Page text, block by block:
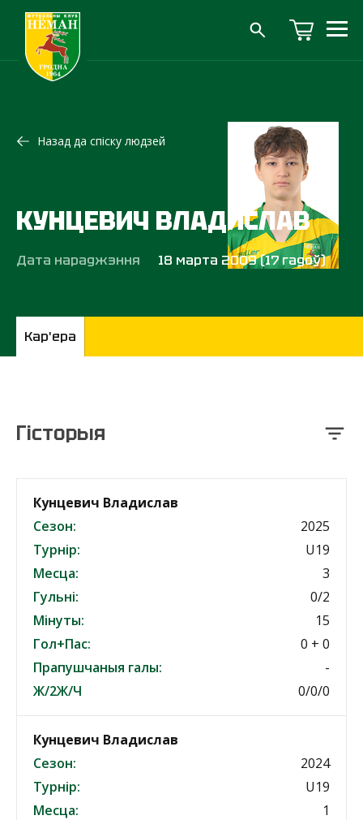
Назад да спіску людзей
КУНЦЕВИЧ ВЛАДИСЛАВ
Дата нараджэння 18 марта 2009 (17 гадоў)
Кар'ера
Гісторыя
Кунцевич Владислав
Сезон:
2025
Турнір:
U19
Месца:
3
Гульні:
0/2
Мінуты:
15
Гол+Пас:
0 + 0
Прапушчаныя галы:
-
Ж/2Ж/Ч
0/0/0
Кунцевич Владислав
Сезон:
2024
Турнір:
U19
Месца:
1